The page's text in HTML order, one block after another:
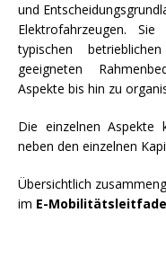
und
Elektrofahrzeugen.
typischen
geeigneten
Aspekte bis hin zu
Die einzelnen Aspekte
neben den einzelnen
Übersichtlich
im E-